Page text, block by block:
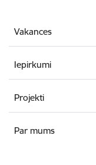
Vakances
Iepirkumi
Projekti
Par mums